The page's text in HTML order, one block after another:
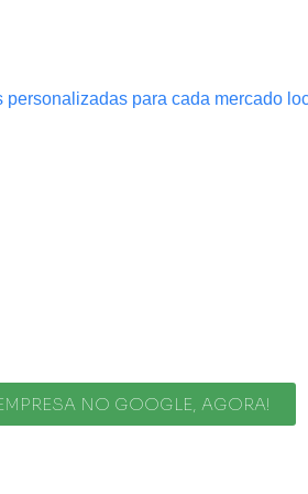
para cada mercado
NO GOOGLE, AGORA!